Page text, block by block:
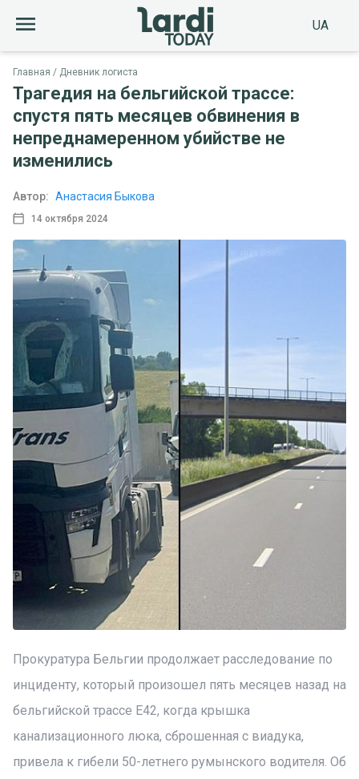
UA
Главная Дневник логиста
Трагедия на бельгийской трассе:
спустя пять месяцев обвинения в
непреднамеренном убийстве не
изменились
14 октября 2024
Автор: Анастасия Быкова
Прокуратура Бельгии продолжает расследование по
инциденту, который произошел пять месяцев назад на
бельгийской трассе Е42, когда крышка
канализационного люка, сброшенная с виадука,
привела к гибели 50-летнего румынского водителя. Об